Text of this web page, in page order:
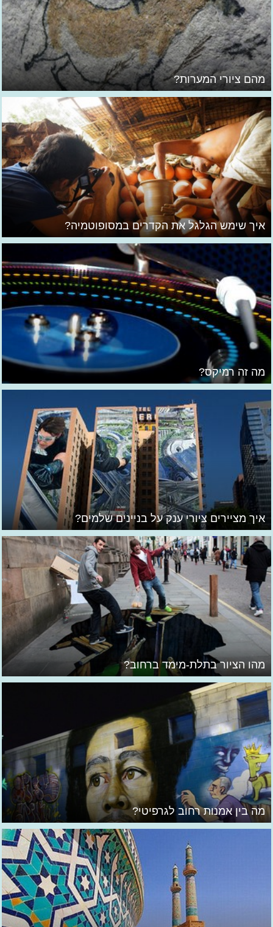
מהם ציורי המערות?
איך שימש הגלגל את הקדרים במסופוטמיה?
מה זה רמיקס?
איך מציירים ציורי ענק על בניינים שלמים?
מהו הציור בתלת-מימד ברחוב?
מה בין אמנות רחוב לגרפיטי?